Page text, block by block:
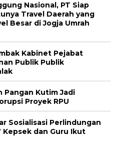
Nasional, PT Siap
Travel Daerah yang
Besar di Jogja Umrah
Kabinet Pejabat
Publik Publik
Pangan Kutim Jadi
Proyek RPU
Sosialisasi Perlindungan
Kepsek dan Guru Ikut